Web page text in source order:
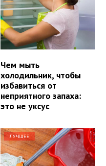
Чем мыть
холодильник, чтобы
избавиться от
неприятного запаха:
это не уксус
ЛУЧШЕЕ